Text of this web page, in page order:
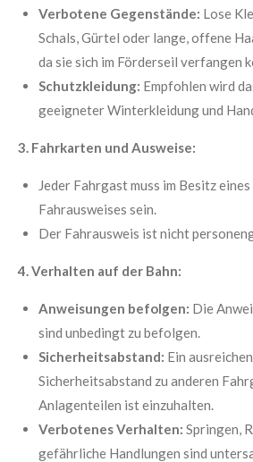
Verbotene Gegenstände: Lose
Schals, Gürtel oder lange, offene
da sie sich im Förderseil verfangen
Schutzkleidung: Empfohlen wird
geeigneter Winterkleidung und
3. Fahrkarten und Ausweise:
Jeder Fahrgast muss im Besitz
Fahrausweises sein.
Der Fahrausweis ist nicht
4. Verhalten auf der Bahn:
Anweisungen befolgen: Die
sind unbedingt zu befolgen.
Sicherheitsabstand: Ein
Sicherheitsabstand zu anderen
Anlagenteilen ist einzuhalten.
Verbotenes Verhalten: Springen,
gefährliche Handlungen sind